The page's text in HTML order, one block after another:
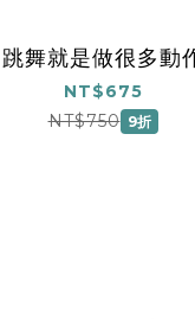
跳舞就是做很多動
NT$675
NT$750 9折